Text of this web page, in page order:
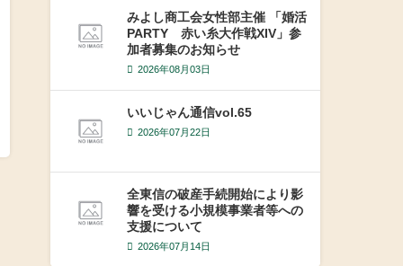
みよし商工会女性部主催 「婚活
PARTY 赤い糸大作戦XIV」参
加者募集のお知らせ
2026年08月03日
いいじゃん通信vol.65
2026年07月22日
全東信の破産手続開始により影
響を受ける小規模事業者等への
支援について
2026年07月14日